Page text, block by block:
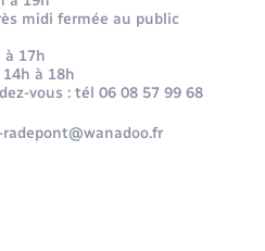
midi fermée au public
à 17h
à 18h
vous : tél 06 08 57 99 68